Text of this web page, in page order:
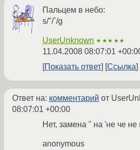
Пальцем в небо:
s/"/`/g
UserUnknown ★★★★★
11.04.2008 08:07:01
Показать ответ
Ссылка
Ответ на: комментарий от
08:07:01 +00:00
Нет, замена " на 'не че
anonymous